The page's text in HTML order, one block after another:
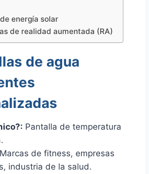
energía solar
de realidad aumentada (RA)
de agua
Pantalla de temperatura
Marcas de fitness, empresas
industria de la salud.